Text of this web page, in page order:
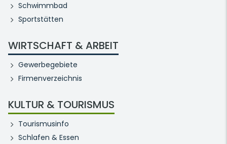
Schwimmbad
Sportstätten
WIRTSCHAFT & ARBEIT
Gewerbegebiete
Firmenverzeichnis
KULTUR & TOURISMUS
Tourismusinfo
Schlafen & Essen